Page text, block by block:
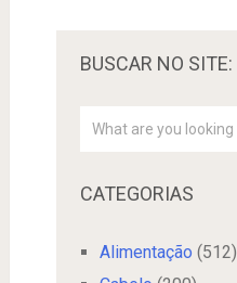
BUSCAR NO SITE:
CATEGORIAS
Alimentação (512)